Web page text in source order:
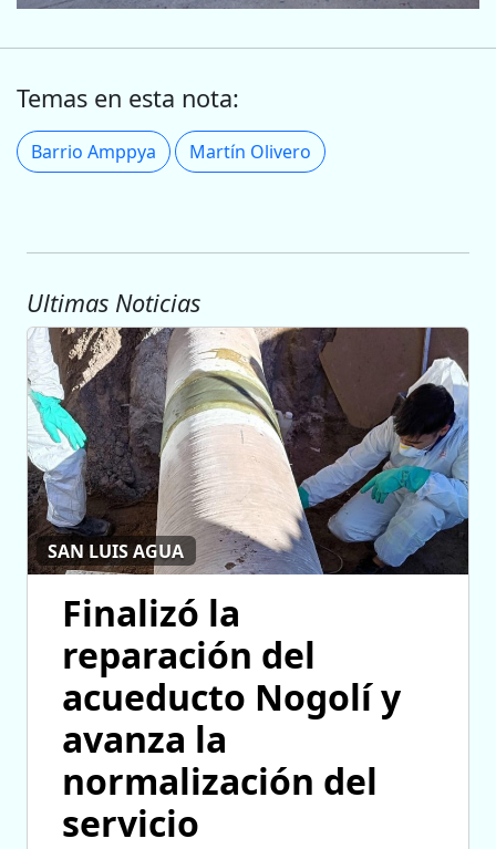
Temas en esta nota:
Barrio Amppya Martín Olivero
Ultimas Noticias
SAN LUIS AGUA
Finalizó la
reparación del
acueducto Nogolí y
avanza la
normalización del
servicio